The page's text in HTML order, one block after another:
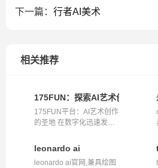
下一篇： 行者AI美术
相关推荐
175FUN：探索AI艺术创作的无
175FUN平台：AI艺术创作
的圣地 在数字化迅速发展
leonardo ai
leonardo ai官网,兼具绘图